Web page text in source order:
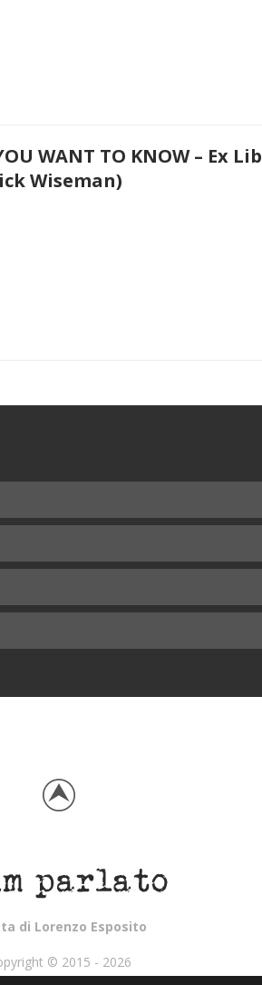
WANT TO KNOW –
Wiseman)
di Lorenzo Esposito
© 2015 - 2026